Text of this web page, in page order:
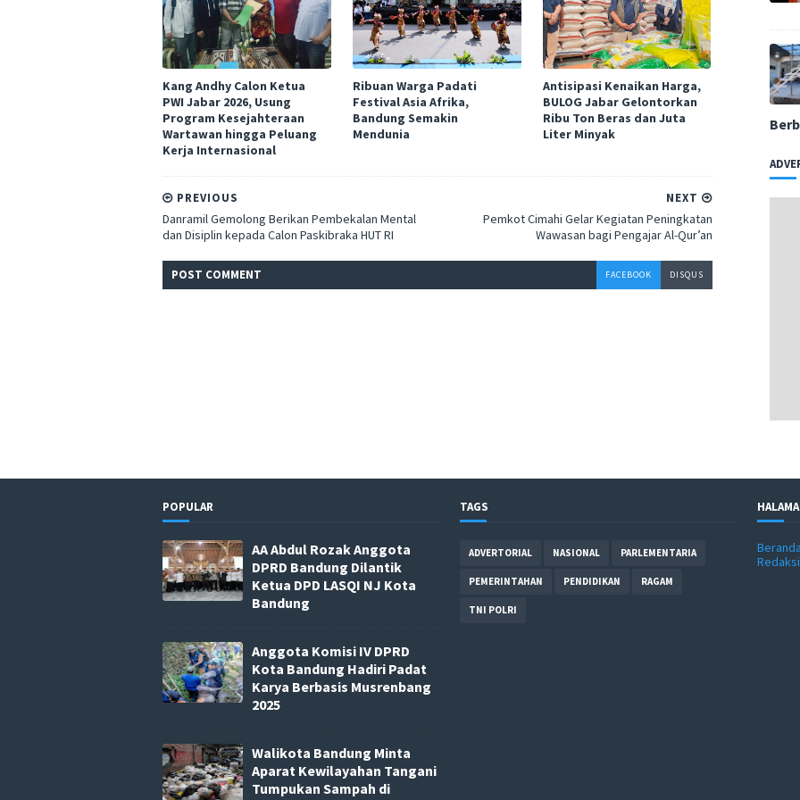
Kang Andhy Calon Ketua
PWI Jabar 2026, Usung
Program Kesejahteraan
Wartawan hingga Peluang
Kerja Internasional
Ribuan Warga Padati
Festival Asia Afrika,
Bandung Semakin
Mendunia
Antisipasi Kenaikan Harga,
BULOG Jabar Gelontorkan
Ribu Ton Beras dan Juta
Liter Minyak
NEXT
Pemkot Cimahi Gelar Kegiatan Peningkatan
Wawasan bagi Pengajar Al-Qur’an
PREVIOUS
Danramil Gemolong Berikan Pembekalan Mental
dan Disiplin kepada Calon Paskibraka HUT RI
POST COMMENT FACEBOOK DISQUS
POPULAR
AA Abdul Rozak Anggota
DPRD Bandung Dilantik
Ketua DPD LASQI NJ Kota
Bandung
Anggota Komisi IV DPRD
Kota Bandung Hadiri Padat
Karya Berbasis Musrenbang
2025
Walikota Bandung Minta
Aparat Kewilayahan Tangani
Tumpukan Sampah di
TAGS
ADVERTORIAL NASIONAL PARLEMENTARIA
PEMERINTAHAN PENDIDIKAN RAGAM
TNI POLRI
Redaksi